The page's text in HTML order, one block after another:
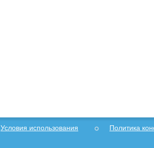
Условия использования Политика